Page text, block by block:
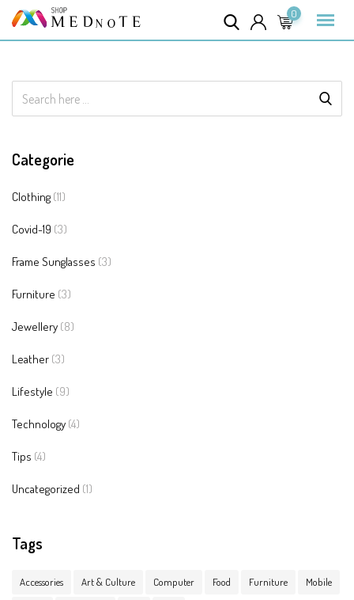
Skip
0
Categorie
Clothing(11)
Covid-19 (3)
Frame Sunglasses (3)
Furniture (3)
Jewellery (8)
Leather (3)
Lifestyle (9)
Technology (4)
Tips (4)
Uncategorized (1)
Tags
Accessories Art & Culture Computer Food Furniture Mobile